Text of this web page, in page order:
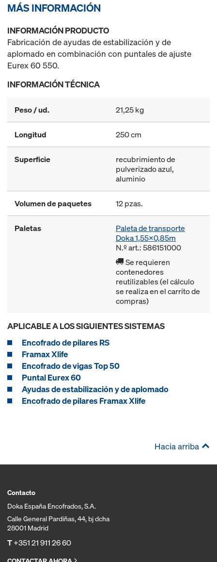
MÁS INFORMACIÓN
INFORMACIÓN PRODUCTO
Fabricación de ayudas de estabilización y de
aplomado en combinación con puntales de ajuste
Eurex 60 550.
INFORMACIÓN TÉCNICA
Peso / ud. 21,25 kg
Longitud 250 cm
Superficie
recubrimiento de
pulverizado azul,
aluminio
Volumen de paquetes 12 pzas.
Paletas
Paleta de transporte
Doka 1,55x0,85m
N.º art.: 586151000
Se requieren
contenedores
reutilizables (el cálculo
se realiza en el carrito de
compras)
APLICABLE A LOS SIGUIENTES SISTEMAS
Encofrado de pilares RS
Framax Xlife
Encofrado de vigas Top 50
Puntal Eurex 60
Ayudas de estabilización y de aplomado
Encofrado de pilares Framax Xlife
Hacia arriba
Contacto
Doka España Encofrados, S.A.
Calle General Pardiñas, 44, bj dcha
28001 Madrid
T+351 21 911 26 60